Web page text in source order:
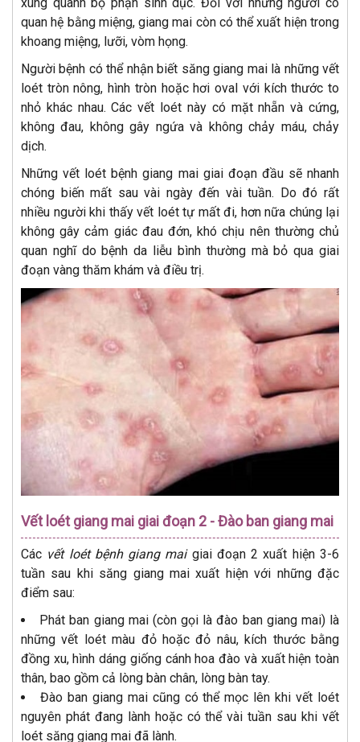
xung quanh bộ phận sinh dục. Đối với những người có
quan hệ bằng miệng, giang mai còn có thể xuất hiện trong
khoang miệng, lưỡi, vòm họng.
Người bệnh có thể nhận biết săng giang mai là những vết
loét tròn nông, hình tròn hoặc hơi oval với kích thước to
nhỏ khác nhau. Các vết loét này có mặt nhẵn và cứng,
không đau, không gây ngứa và không chảy máu, chảy
dịch.
Những vết loét bệnh giang mai giai đoạn đầu sẽ nhanh
chóng biến mất sau vài ngày đến vài tuần. Do đó rất
nhiều người khi thấy vết loét tự mất đi, hơn nữa chúng lại
không gây cảm giác đau đớn, khó chịu nên thường chủ
quan nghĩ do bệnh da liễu bình thường mà bỏ qua giai
đoạn vàng thăm khám và điều trị.
Vết loét giang mai giai đoạn 2 - Đào ban giang mai
Các vết loét bệnh giang maigiai đoạn 2 xuất hiện 3-6
tuần sau khi săng giang mai xuất hiện với những đặc
điểm sau:
Phát ban giang mai (còn gọi là đào ban giang mai) là
những vết loét màu đỏ hoặc đỏ nâu, kích thước bằng
đồng xu, hình dáng giống cánh hoa đào và xuất hiện toàn
thân, bao gồm cả lòng bàn chân, lòng bàn tay.
Đào ban giang mai cũng có thể mọc lên khi vết loét
nguyên phát đang lành hoặc có thể vài tuần sau khi vết
loét săng giang mai đã lành.